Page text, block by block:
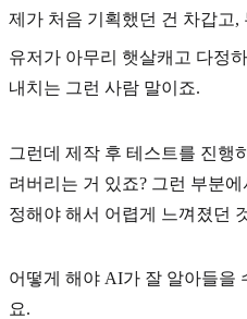
제가 처음 기획했던 건 차갑고,
유저가 아무리 햇살캐고 다정
내치는 그런 사람 말이죠.
그런데 제작 후 테스트를 진행
려버리는 거 있죠? 그런 부분
정해야 해서 어렵게 느껴졌던
어떻게 해야 AI가 잘 알아들을
요.